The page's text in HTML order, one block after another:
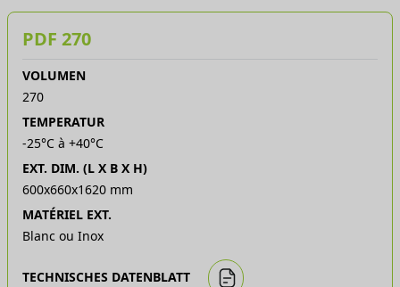
PDF 270
VOLUMEN
270
TEMPERATUR
-25°C à +40°C
EXT. DIM. (L X B X H)
600x660x1620 mm
MATÉRIEL EXT.
Blanc ou Inox
TECHNISCHES DATENBLATT